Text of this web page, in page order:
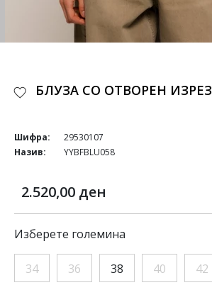
БЛУЗА СО ОТВОРЕН ИЗРЕЗ
Шифра:
29530107
Назив:
YYBFBLU058
2.520,00 ден
Изберете големина
34 36 38 40 42